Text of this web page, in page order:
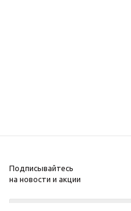
Подписывайтесь
на новости и акции